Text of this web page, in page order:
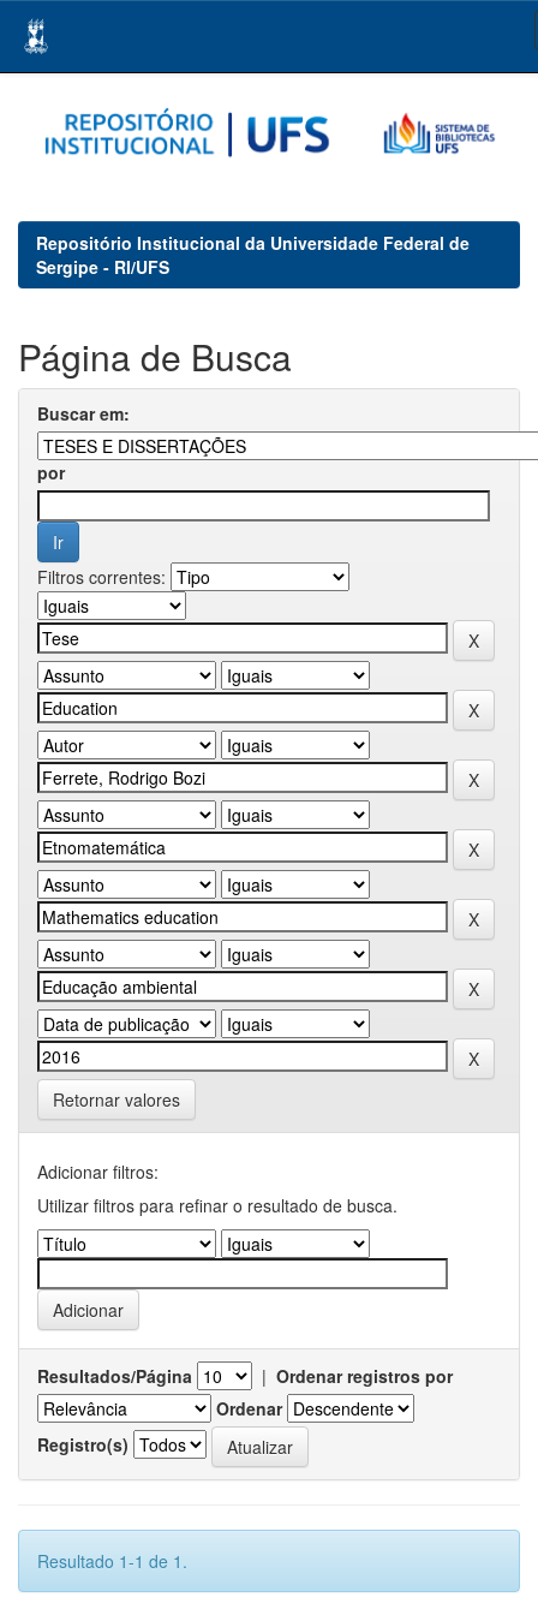
navigation
Repositório Institucional da Universidade Federal de
Sergipe - RI/UFS
Página de Busca
Buscar em:
por
Filtros correntes:
Retornar valores
Adicionar filtros:
Utilizar filtros para refinar o resultado de busca.
Resultados/Página | Ordenar registros por
Ordenar
Registro(s)
Resultado 1-1 de 1.